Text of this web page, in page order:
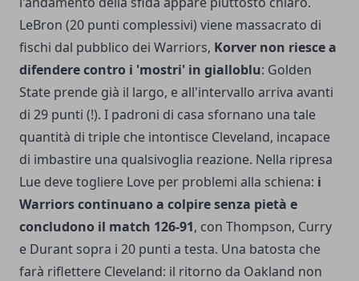
LeBron (20 punti complessivi) viene massacrato di
fischi dal pubblico dei Warriors, Korver non riesce a
difendere contro i 'mostri' in gialloblu: Golden
State prende già il largo, e all'intervallo arriva avanti
di 29 punti (!). I padroni di casa sfornano una tale
quantità di triple che intontisce Cleveland, incapace
di imbastire una qualsivoglia reazione. Nella ripresa
Lue deve togliere Love per problemi alla schiena: i
Warriors continuano a colpire senza pietà e
concludono il match 126-91, con Thompson, Curry
e Durant sopra i 20 punti a testa. Una batosta che
farà riflettere Cleveland: il ritorno da Oakland non